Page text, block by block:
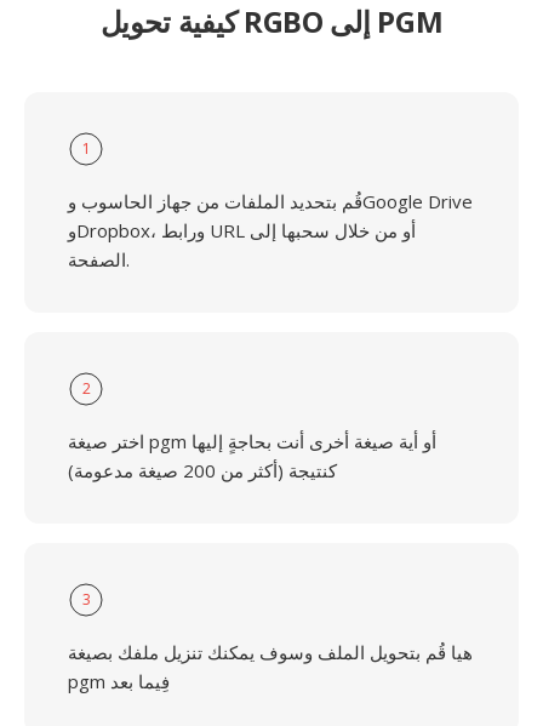
كيفية تحويل RGBO إلى PGM
1
قُم بتحديد الملفات من جهاز الحاسوب وGoogle Drive
وDropbox، ورابط URL أو من خلال سحبها إلى
الصفحة.
2
اختر صيغة pgm أو أية صيغة أخرى أنت بحاجةٍ إليها
كنتيجة (أكثر من 200 صيغة مدعومة)
3
هيا قُم بتحويل الملف وسوف يمكنك تنزيل ملفك بصيغة
pgm فِيما بعد